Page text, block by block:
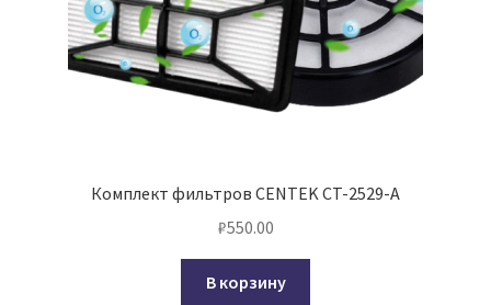
Комплект фильтров CENTEK CT-2529-A
₽550.00
В корзину